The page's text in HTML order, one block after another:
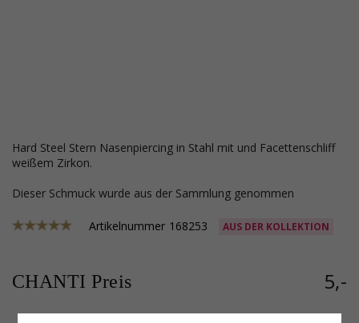
Hard Steel Stern Nasenpiercing in Stahl mit und Facettenschliff
weißem Zirkon.
Dieser Schmuck wurde aus der Sammlung genommen
Artikelnummer 168253 AUS DER KOLLEKTION
CHANTI Preis 5,-